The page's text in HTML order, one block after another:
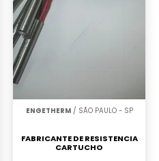
ENGETHERM/ SÃO PAULO - SP
FABRICANTE DE RESISTENCIA
CARTUCHO